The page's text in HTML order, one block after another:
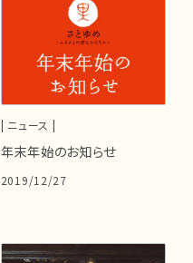
| ニュース |
年末年始のお知らせ
2019/12/27